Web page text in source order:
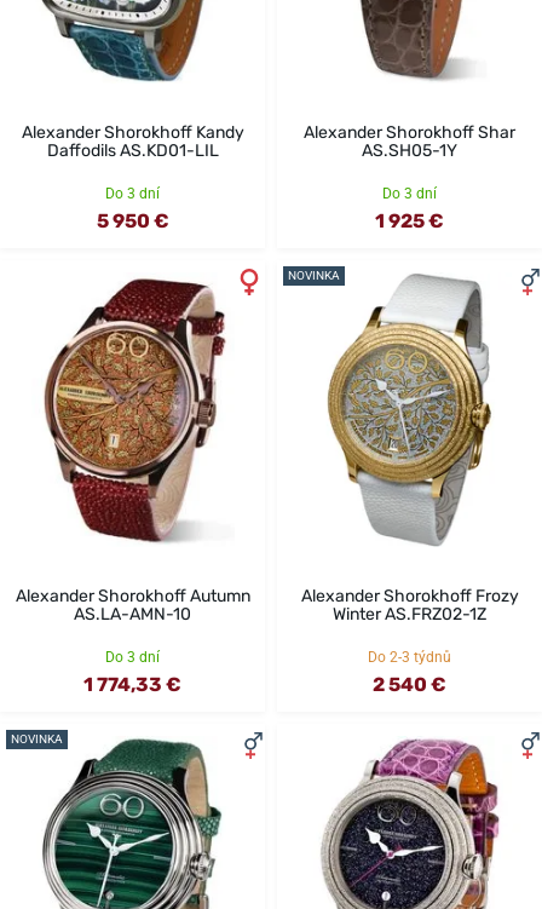
Alexander Shorokhoff Kandy
Daffodils AS.KD01-LIL
Do 3 dní
5 950 €
Alexander Shorokhoff Shar
AS.SH05-1Y
Do 3 dní
1 925 €
Alexander Shorokhoff Autumn
AS.LA-AMN-10
Do 3 dní
1 774,33 €
NOVINKA
Alexander Shorokhoff Frozy
Winter AS.FRZ02-1Z
Do 2-3 týdnů
2 540 €
NOVINKA